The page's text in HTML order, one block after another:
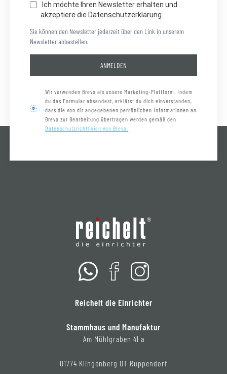
Ich möchte Ihren Newsletter erhalten und
akzeptiere die Datenschutzerklärung.
Sie können den Newsletter jederzeit über den Link in unserem
Newsletter abbestellen.
ANMELDEN
Wir verwenden Brevo als unsere Marketing-Plattform. Indem
du das Formular absendest, erklärst du dich einverstanden,
dass die von dir angegebenen persönlichen Informationen an
Brevo zur Bearbeitung übertragen werden gemäß den
Datenschutzrichtlinien von Brevo.
Reichelt die Einrichter
Stammhaus und Manufaktur
Am Mühlgraben 41 a
01774 Klingenberg OT Ruppendorf